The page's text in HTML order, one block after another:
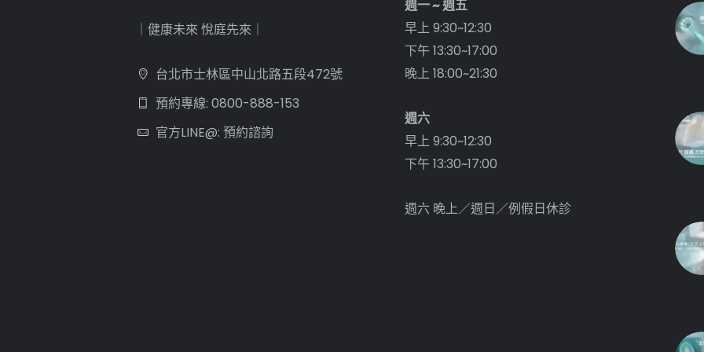
｜健康未來 悅庭先來｜
台北市士林區中山北路五段472號
預約專線: 0800-888-153
官方LINE@: 預約諮詢
週一 ~ 週五
早上 9:30~12:30
下午 13:30~17:00
晚上 18:00~21:30
週六
早上 9:30~12:30
下午 13:30~17:00
週六 晚上／週日／例假日休診